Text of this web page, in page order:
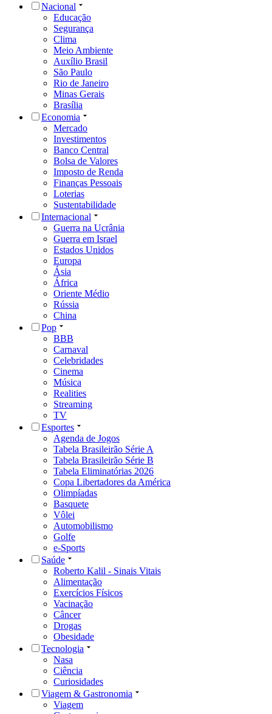
Nacional
Educação
Segurança
Clima
Meio Ambiente
Auxílio Brasil
São Paulo
Rio de Janeiro
Minas Gerais
Brasília
Economia
Mercado
Investimentos
Banco Central
Bolsa de Valores
Imposto de Renda
Finanças Pessoais
Loterias
Sustentabilidade
Internacional
Guerra na Ucrânia
Guerra em Israel
Estados Unidos
Europa
Ásia
África
Oriente Médio
Rússia
China
Pop
BBB
Carnaval
Celebridades
Cinema
Música
Realities
Streaming
TV
Esportes
Agenda de Jogos
Tabela Brasileirão Série A
Tabela Brasileirão Série B
Tabela Eliminatórias 2026
Copa Libertadores da América
Olimpíadas
Basquete
Vôlei
Automobilismo
Golfe
e-Sports
Saúde
Roberto Kalil - Sinais Vitais
Alimentação
Exercícios Físicos
Vacinação
Câncer
Drogas
Obesidade
Tecnologia
Nasa
Ciência
Curiosidades
Viagem & Gastronomia
Viagem